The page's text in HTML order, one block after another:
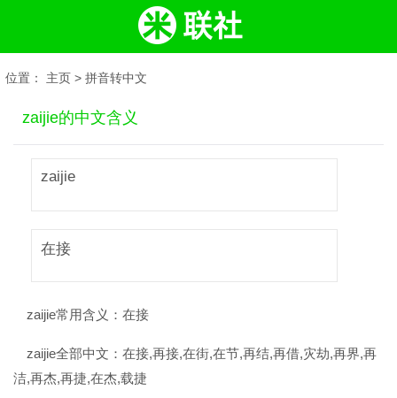
位置： 主页 > 拼音转中文
zaijie的中文含义
zaijie
在接
zaijie常用含义： 在接
zaijie全部中文： 在接,再接,在街,在节,再结,再借,灾劫,再界,再
洁,再杰,再捷,在杰,载捷